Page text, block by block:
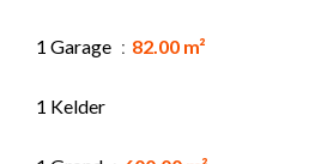
1 Garage 82.00 m²
1 Kelder